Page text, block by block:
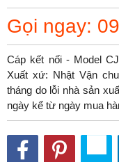
Gọi ngay:
Cáp kết nối - Model
Xuất xứ: Nhật Vận
tháng do lỗi nhà sản
ngày kể từ ngày mua